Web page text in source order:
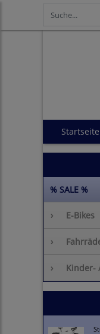
Startseite
% SALE %
› E-Bikes
›
› Kinder-